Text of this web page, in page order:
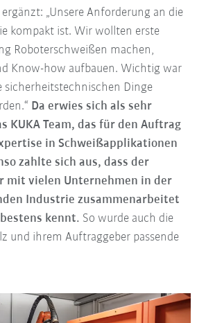
„Unsere Anforderung an die
kompakt ist. Wir wollten erste
Roboterschweißen machen,
Know-how aufbauen. Wichtig war
sicherheitstechnischen Dinge
Da erwies sich als sehr
KUKA Team, das für den Auftrag
in Schweißapplikationen
zahlte sich aus, dass der
mit vielen Unternehmen in der
Industrie zusammenarbeitet
kennt. So wurde auch die
und ihrem Auftraggeber passende